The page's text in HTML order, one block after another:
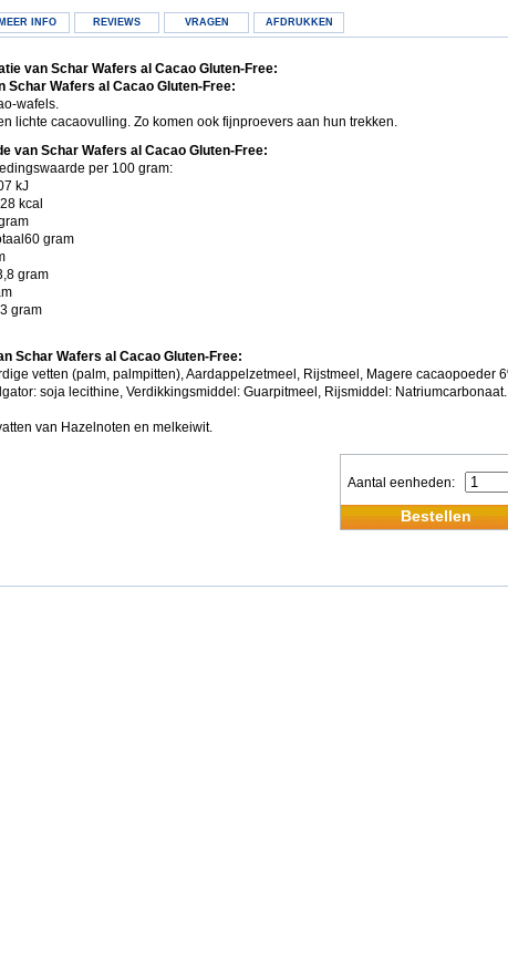
MEER INFO REVIEWS VRAGEN AFDRUKKEN
van Schar Wafers al Cacao Gluten-Free:
Schar Wafers al Cacao Gluten-Free:
wafels.
lichte cacaovulling. Zo komen ook fijnproevers aan hun trekken.
van Schar Wafers al Cacao Gluten-Free:
per 100 gram:
kJ
kcal
gram
gram
gram
Schar Wafers al Cacao Gluten-Free:
vetten (palm, palmpitten), Aardappelzetmeel, Rijstmeel, Magere cacaopoeder
soja lecithine, Verdikkingsmiddel: Guarpitmeel, Rijsmiddel: Natriumcarbonaat.
van Hazelnoten en melkeiwit.
Aantal eenheden:
Bestellen